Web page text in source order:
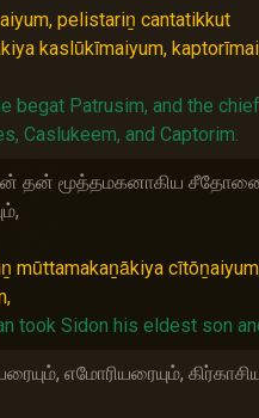
pelistariṉ cantatikkut
kaslūkīmaiyum,
begat Patrusim, and the
Caslukeem, and Captorim.
தன் மூத்தமகனாகிய
mūttamakaṉākiya
took Sidon his eldest son
எமோரியரையும்,